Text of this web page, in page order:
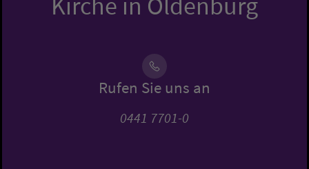
Rufen Sie uns an
0441 7701-0